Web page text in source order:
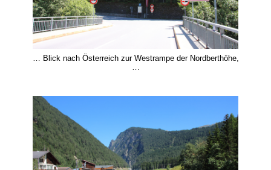
… Blick nach Österreich zur Westrampe der Nordberthöhe,